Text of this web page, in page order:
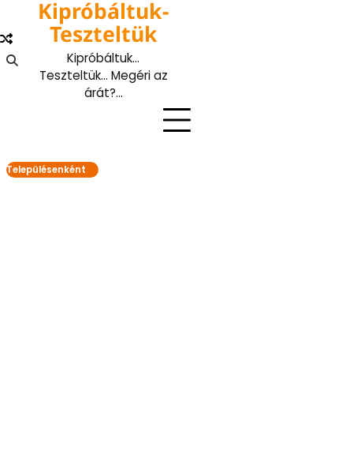
content
Kipróbáltuk-
Teszteltük
Kipróbáltuk…
Teszteltük… Megéri az
árát?…
Településenként